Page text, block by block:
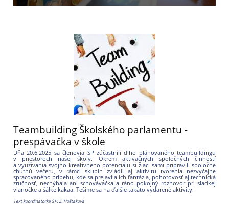
Teambuilding Školského parlamentu -
prespávačka v škole
Dňa 20.6.2025 sa členovia ŠP zúčastnili dlho plánovaného teambuildingu
v priestoroch našej školy. Okrem aktivačných spoločných činností
a využívania svojho kreatívneho potenciálu si žiaci sami pripravili spoločne
chutnú večeru, v rámci skupín zvládli aj aktivitu tvorenia nezvyčajne
spracovaného príbehu, kde sa prejavila ich fantázia, pohotovosť aj technická
zručnosť, nechýbala ani schovávačka a ráno pokojný rozhovor pri sladkej
vianočke a šálke kakaa. Tešíme sa na ďalšie takáto vydarené aktivity.
Text koordinátorka ŠP: Z, Hoštáková